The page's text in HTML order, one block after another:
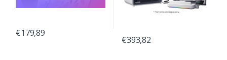
€179,89
€393,82